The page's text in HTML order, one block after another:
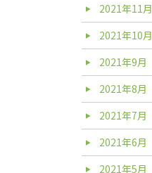
2021年11月
2021年10月
2021年9月
2021年8月
2021年7月
2021年6月
2021年5月